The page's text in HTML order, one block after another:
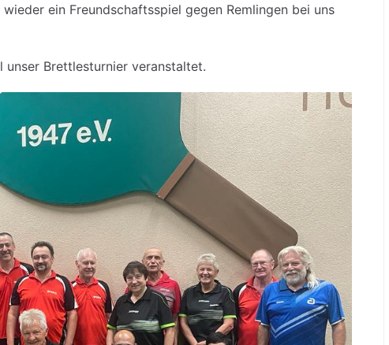
ein Freundschaftsspiel gegen Remlingen bei uns
unser Brettlesturnier veranstaltet.